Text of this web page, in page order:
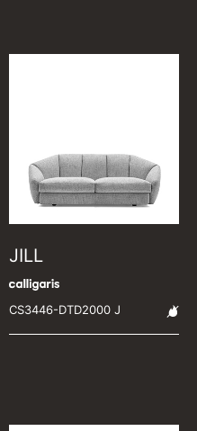
JILL
CS3446-DTD2000 J